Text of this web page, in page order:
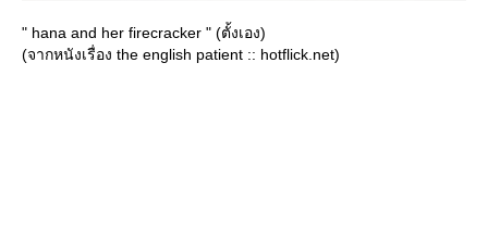
" hana and her firecracker " (ตั้งเอง)
(จากหนังเรื่อง the english patient :: hotflick.net)